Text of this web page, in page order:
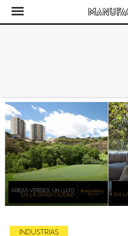
INDUSTRIAS